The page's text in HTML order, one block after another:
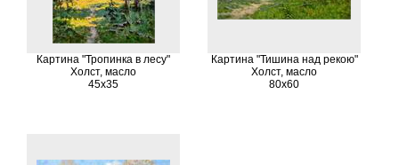
Картина "Тропинка в лесу"
Холст, масло
45х35
Картина "Тишина над рекою"
Холст, масло
80х60